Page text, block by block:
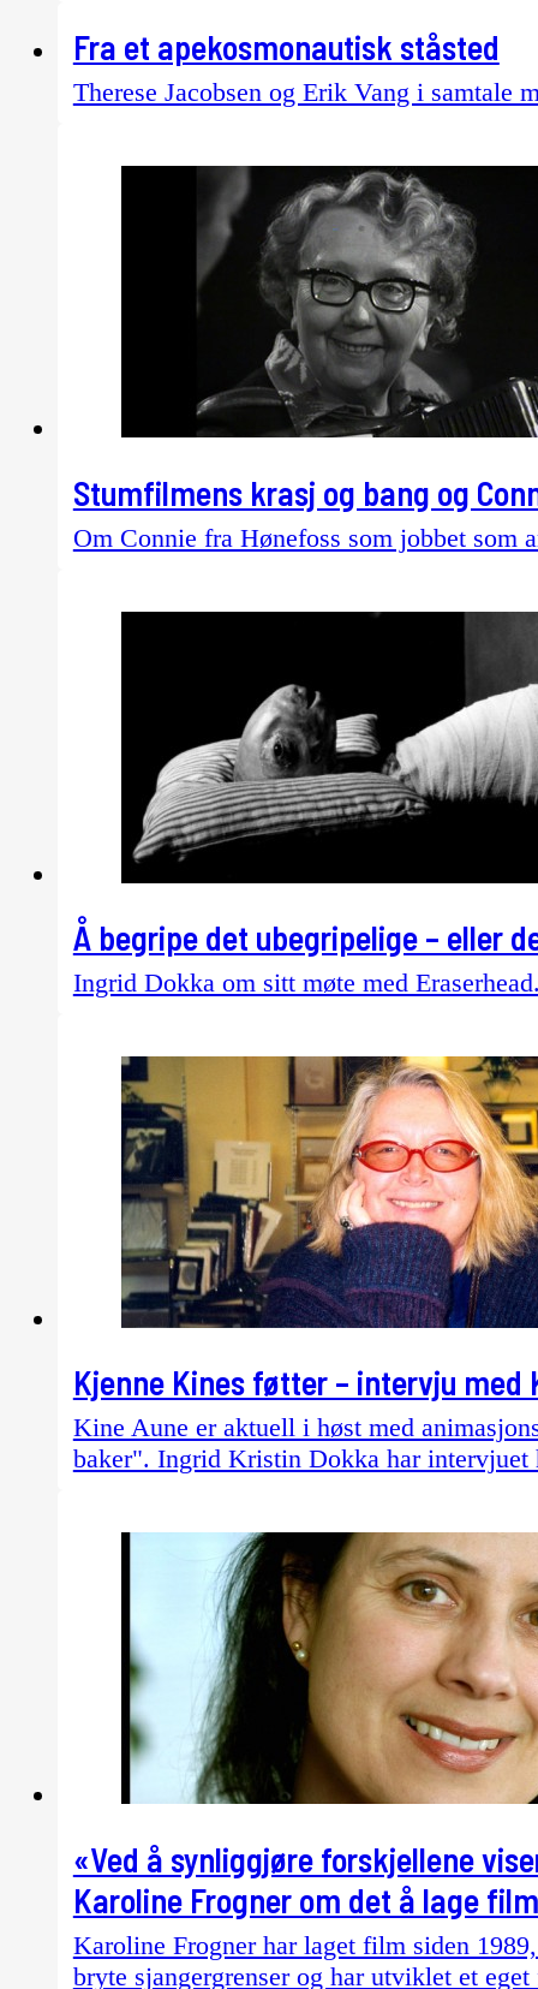
Fra et apekosmonautisk ståsted
Therese Jacobsen og Erik Vang i samtale
Stumfilmens krasj og bang og
Om Connie fra Hønefoss som jobbet som
Å begripe det ubegripelige – eller
Ingrid Dokka om sitt møte med
Kjenne Kines føtter – intervju med
Kine Aune er aktuell i høst med
baker". Ingrid Kristin Dokka har intervjuet
«Ved å synliggjøre forskjellene
Karoline Frogner om det å lage
Karoline Frogner har laget film siden
bryte sjangergrenser og har utviklet et